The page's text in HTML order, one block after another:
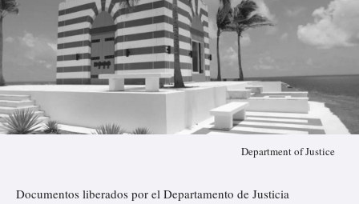
Department of Justice
Documentos liberados por el Departamento de Justicia